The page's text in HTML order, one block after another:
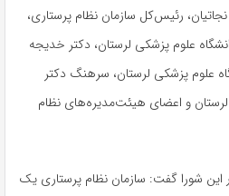
رئیس‌کل سازمان نظام پرستاری،
علوم پزشکی لرستان، دکتر خدیجه
علوم پزشکی لرستان، سرهنگ دکتر
و اعضای هیئت‌مدیره‌های نظام
شورا گفت: سازمان نظام پرستاری یک